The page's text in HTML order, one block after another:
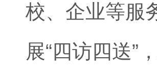
校、企业等服
展“四访四送”